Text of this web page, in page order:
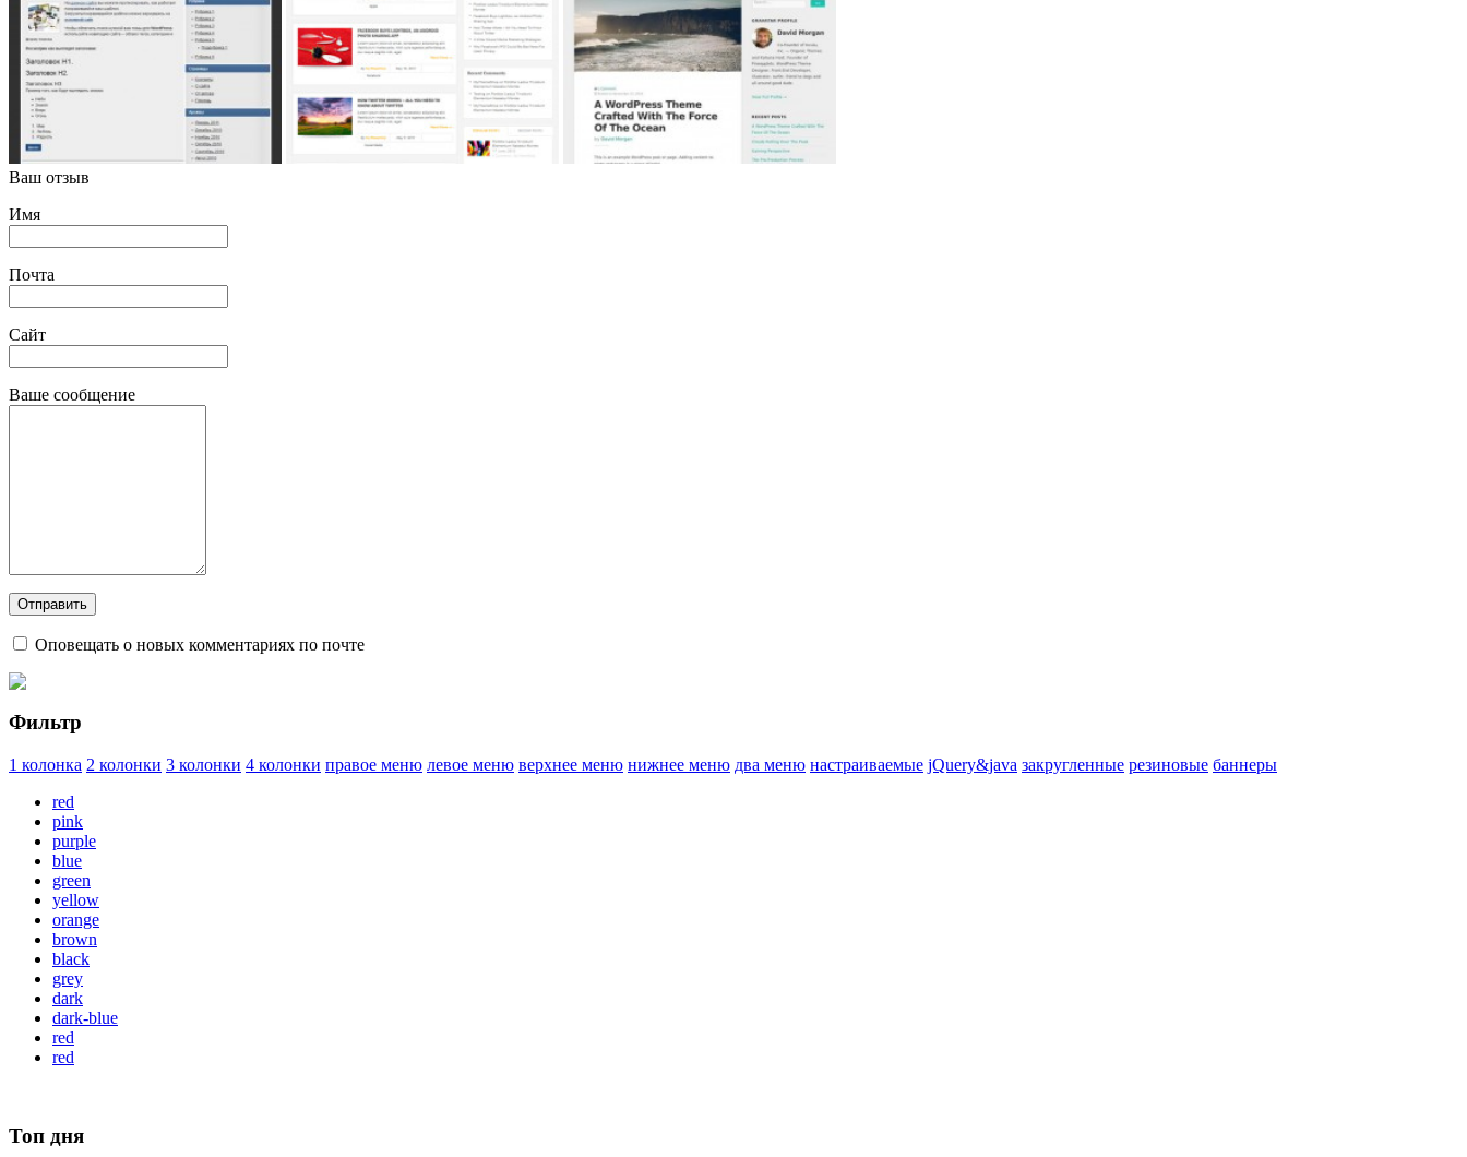
Ваш отзыв
Имя
Почта
Сайт
Ваше сообщение
Оповещать о новых комментариях по почте
Фильтр
1 колонка 2 колонки 3 колонки 4 колонки правое меню левое меню верхнее меню нижнее меню два меню настраиваемые jQuery&java закругленные резиновые баннеры
red
pink
purple
blue
green
yellow
orange
brown
black
grey
dark
dark-blue
red
red
Топ дня